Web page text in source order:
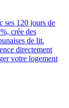
ses 120 jours de
crée des
de lit.
directement
votre logement